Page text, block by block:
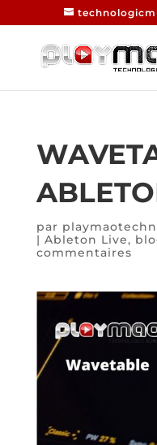
par
| Ableton Live,
commentaires